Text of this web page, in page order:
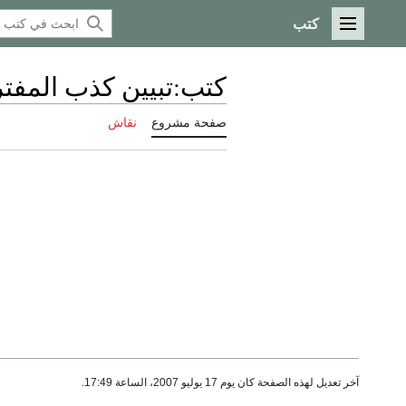
القائمة الرئيسية
كتب
كتب:تبيين كذب
صفحة مشروع نقاش
آخر تعديل لهذه الصفحة كان يوم 17 يوليو 2007، الساعة 17:49.